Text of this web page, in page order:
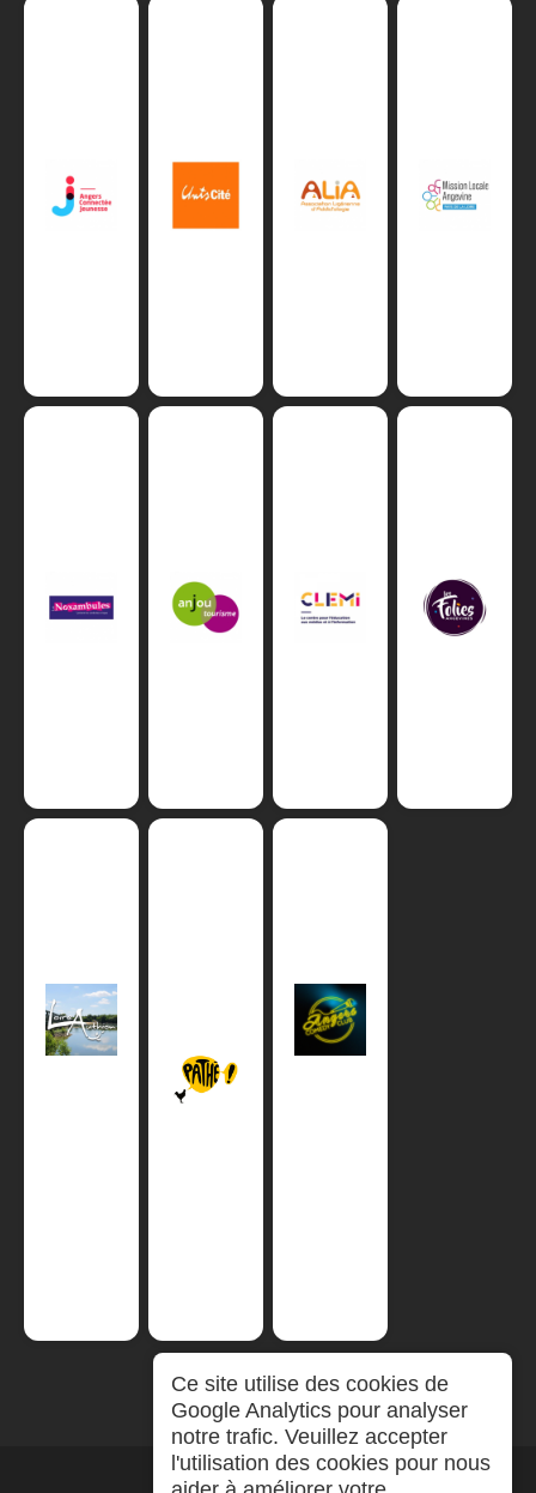
Ce site utilise des cookies de
Google Analytics pour analyser
notre trafic. Veuillez accepter
l'utilisation des cookies pour nous